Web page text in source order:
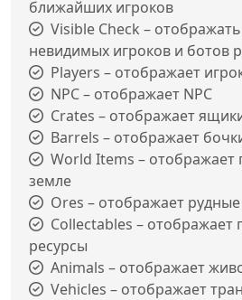
ближайших игроков
Visible Check –
невидимых игроков и ботов
Players – отображает
NPC – отображает NPC
Crates – отображает
Barrels – отображает
World Items – отображает
земле
Ores – отображает
Collectables –
ресурсы
Animals – отображает
Vehicles – отображает